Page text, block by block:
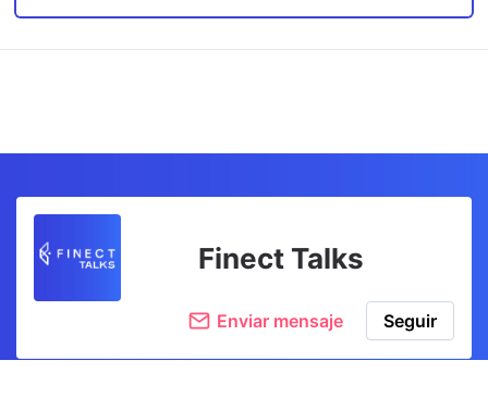
Finect Talks
Enviar mensaje Seguir